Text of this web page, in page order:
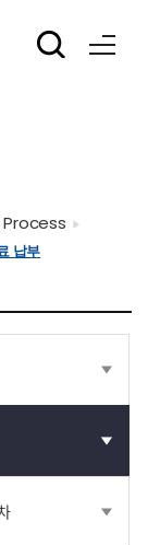
납부